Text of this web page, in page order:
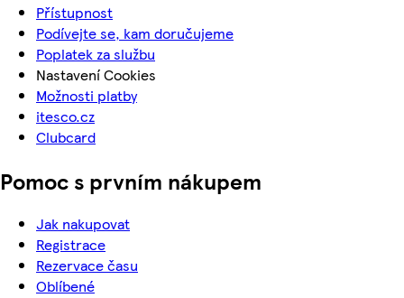
Přístupnost
Podívejte se, kam doručujeme
Poplatek za službu
Nastavení Cookies
Možnosti platby
itesco.cz
Clubcard
Pomoc s prvním nákupem
Jak nakupovat
Registrace
Rezervace času
Oblíbené